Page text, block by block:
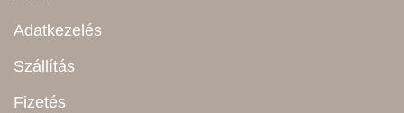
Adatkezelés
Szállítás
Fizetés